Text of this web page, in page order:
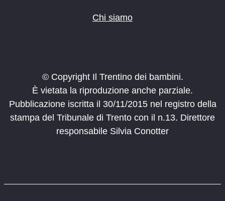
Chi siamo
© Copyright Il Trentino dei bambini.
È vietata la riproduzione anche parziale.
Pubblicazione iscritta il 30/11/2015 nel registro della
stampa del Tribunale di Trento con il n.13. Direttore
responsabile Silvia Conotter